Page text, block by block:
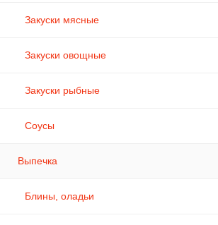
Закуски мясные
Закуски овощные
Закуски рыбные
Соусы
Выпечка
Блины, оладьи